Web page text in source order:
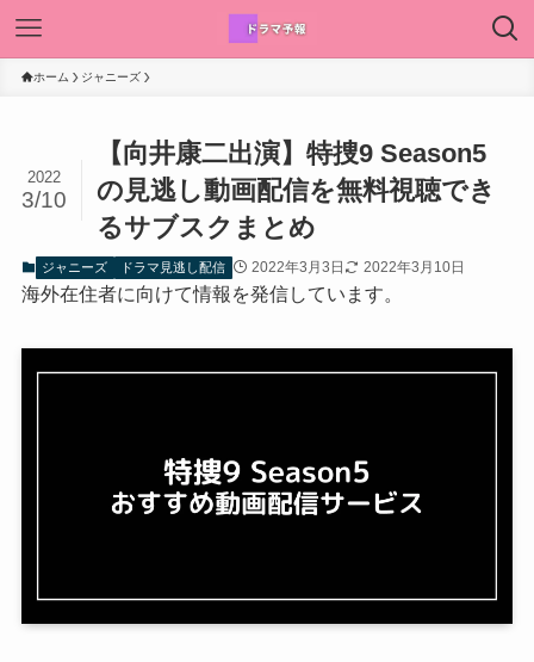
ホーム ジャニーズ
【向井康二出演】特捜9 Season5
の見逃し動画配信を無料視聴でき
るサブスクまとめ
2022
3/10
ジャニーズ ドラマ見逃し配信 2022年3月3日 2022年3月10日
海外在住者に向けて情報を発信しています。